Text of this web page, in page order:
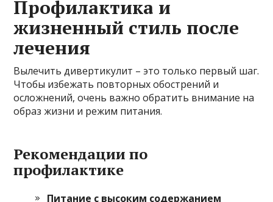
Профилактика и
жизненный стиль после
лечения
Вылечить дивертикулит – это только первый шаг.
Чтобы избежать повторных обострений и
осложнений, очень важно обратить внимание на
образ жизни и режим питания.
Рекомендации по
профилактике
Питание с высоким содержанием